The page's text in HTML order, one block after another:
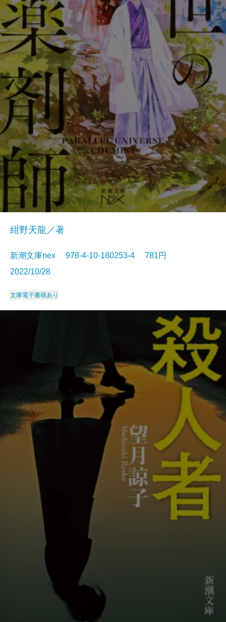
紺野天龍／著
新潮文庫nex 978-4-10-180253-4 781円
2022/10/28
文庫電子書籍あり